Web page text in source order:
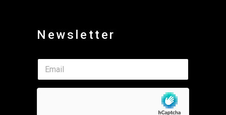
Newsletter
E
a
i